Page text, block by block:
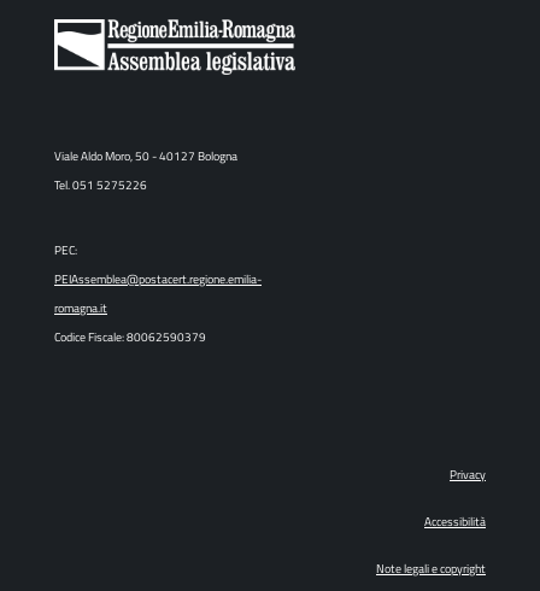
Viale Aldo Moro, 50 - 40127 Bologna
Tel. 051 5275226
PEC:
PEIAssemblea@postacert.regione.emilia-
romagna.it
Codice Fiscale: 80062590379
Privacy
Accessibilità
Note legali e copyright